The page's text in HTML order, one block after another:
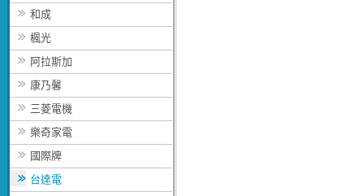
和成
楓光
阿拉斯加
康乃馨
三菱電機
樂奇家電
國際牌
台達電